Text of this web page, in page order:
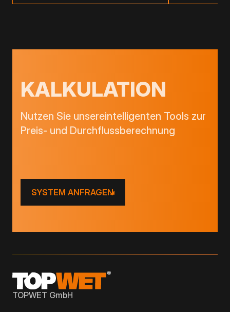
KALKULATION
Nutzen Sie unsereintelligenten Tools zur
Preis- und Durchflussberechnung
SYSTEM ANFRAGEN
TOPWET GmbH